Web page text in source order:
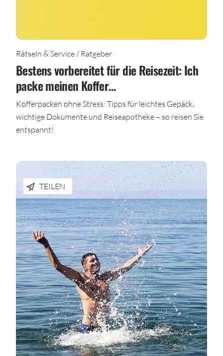
Rätseln & Service / Ratgeber
Bestens vorbereitet für die Reisezeit: Ich
packe meinen Koffer…
Kofferpacken ohne Stress: Tipps für leichtes Gepäck,
wichtige Dokumente und Reiseapotheke – so reisen Sie
entspannt!
TEILEN